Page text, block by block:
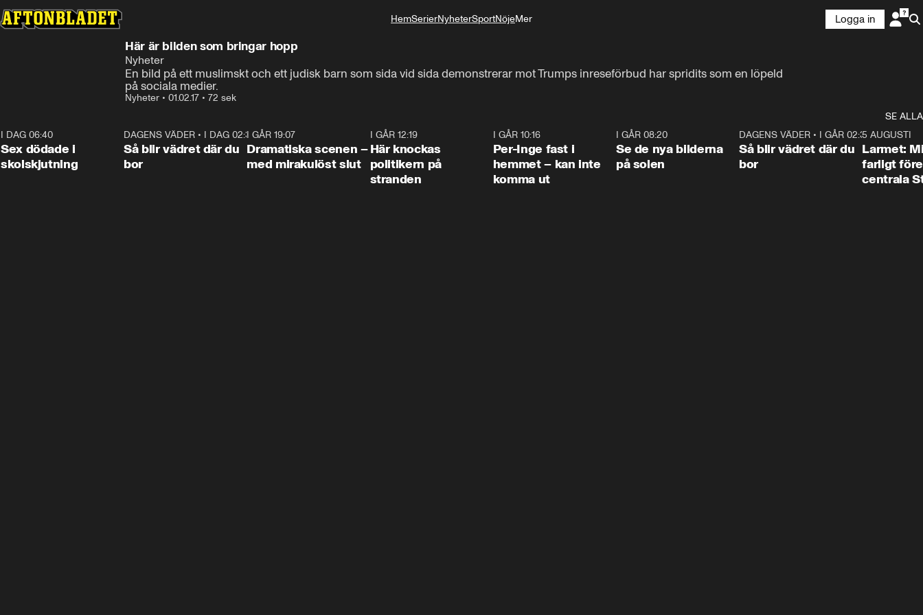
HemSerierNyheterSportNöjeMer
Logga in
Här är bilden som bringar hopp
Nyheter
En bild på ett muslimskt och ett judisk barn som sida vid sida demonstrerar mot Trumps inreseförbud har spridits som en löpeld
på sociala medier.
Nyheter • 01.02.17 • 72 sek
SE ALLA
I DAG 06:40
Sex dödade i
skolskjutning
1:06
DAGENS VÄDER • I DAG 02:30
Så blir vädret där du
bor
I GÅR 19:07
Dramatiska scenen –
med mirakulöst slut
I GÅR 12:19
Här knockas
politikern på
stranden
I GÅR 10:16
Per-Inge fast i
hemmet – kan inte
komma ut
I GÅR 08:20
Se de nya bilderna
på solen
1:06
DAGENS VÄDER • I GÅR 02:30
Så blir vädret där du
bor
5 AUGUSTI
Larmet:
farligt
centrala